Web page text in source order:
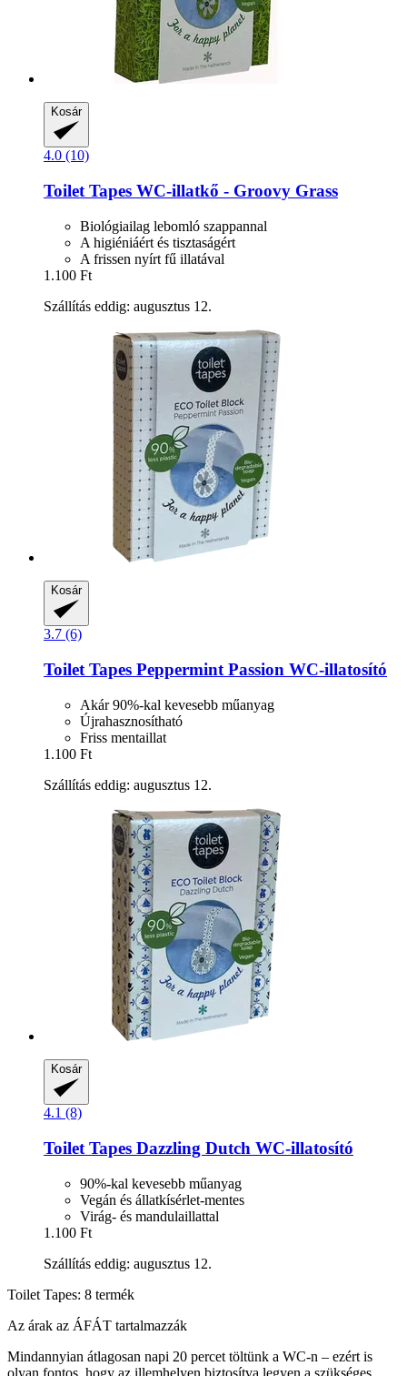
Kosár
4.0 (10)
Toilet Tapes WC-​illatkő -​ Groovy Grass
Biológiailag lebomló szappannal
A higiéniáért és tisztaságért
A frissen nyírt fű illatával
1.100 Ft
Szállítás eddig: augusztus 12.
Kosár
3.7 (6)
Toilet Tapes Peppermint Passion WC-​illatosító
Akár 90%-kal kevesebb műanyag
Újrahasznosítható
Friss mentaillat
1.100 Ft
Szállítás eddig: augusztus 12.
Kosár
4.1 (8)
Toilet Tapes Dazzling Dutch WC-​illatosító
90%-kal kevesebb műanyag
Vegán és állatkísérlet-mentes
Virág- és mandulaillattal
1.100 Ft
Szállítás eddig: augusztus 12.
Toilet Tapes: 8 termék
Az árak az ÁFÁT tartalmazzák
Mindannyian átlagosan napi 20 percet töltünk a WC-n – ezért is
olyan fontos, hogy az illemhelyen biztosítva legyen a szükséges